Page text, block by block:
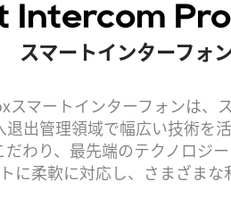
Intercom
スマートインターフォ
スマートインターフォンは、
退出管理領域で幅広い技術を
だわり、最先端のテクノロジ
に柔軟に対応し、さまざまな